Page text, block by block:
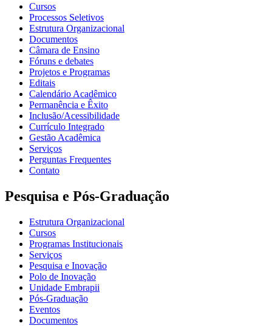
Cursos
Processos Seletivos
Estrutura Organizacional
Documentos
Câmara de Ensino
Fóruns e debates
Projetos e Programas
Editais
Calendário Acadêmico
Permanência e Êxito
Inclusão/Acessibilidade
Currículo Integrado
Gestão Acadêmica
Serviços
Perguntas Frequentes
Contato
Pesquisa e Pós-Graduação
Estrutura Organizacional
Cursos
Programas Institucionais
Serviços
Pesquisa e Inovação
Polo de Inovação
Unidade Embrapii
Pós-Graduação
Eventos
Documentos